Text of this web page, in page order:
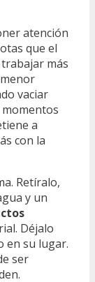
atención
que el
más
vaciar
a
con la
Retíralo,
y un
Déjalo
en su lugar.
ser